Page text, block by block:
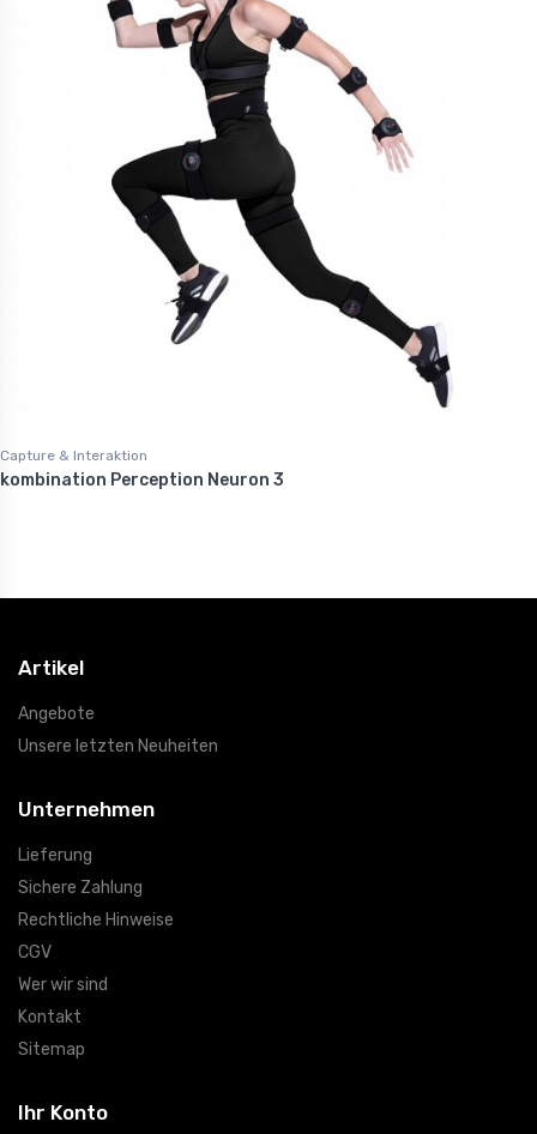
Capture & Interaktion
kombination Perception Neuron 3
Artikel
Angebote
Unsere letzten Neuheiten
Unternehmen
Lieferung
Sichere Zahlung
Rechtliche Hinweise
CGV
Wer wir sind
Kontakt
Sitemap
Ihr Konto